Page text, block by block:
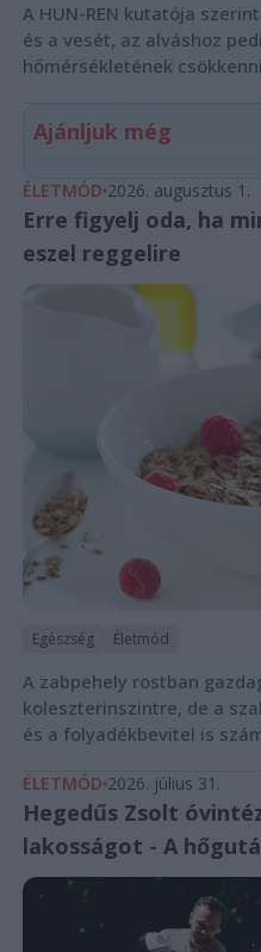
A HUN-REN kutatója
és a vesét, az alváshoz
hőmérsékletének
Ajánljuk még
ÉLETMÓD 2026. augusztus 1.
Erre figyelj oda, ha
eszel reggelire
Egészség Életmód
A zabpehely rostban
koleszterinszintre, de a
és a folyadékbevitel is
ÉLETMÓD 2026. július 31.
Hegedűs Zsolt
lakosságot - A